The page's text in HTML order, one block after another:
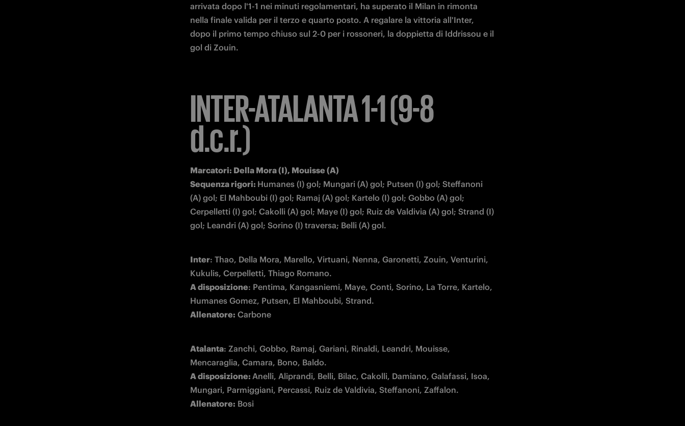
arrivata dopo l'1-1 nei minuti regolamentari, ha superato il Milan in rimonta
nella finale valida per il terzo e quarto posto. A regalare la vittoria all'Inter,
dopo il primo tempo chiuso sul 2-0 per i rossoneri, la doppietta di Iddrissou e il
gol di Zouin.
INTER-ATALANTA 1-1 (9-8
d.c.r.)
Marcatori: Della Mora (I), Mouisse (A)
Sequenza rigori: Humanes (I) gol; Mungari (A) gol; Putsen (I) gol; Steffanoni
(A) gol; El Mahboubi (I) gol; Ramaj (A) gol; Kartelo (I) gol; Gobbo (A) gol;
Cerpelletti (I) gol; Cakolli (A) gol; Maye (I) gol; Ruiz de Valdivia (A) gol; Strand (I)
gol; Leandri (A) gol; Sorino (I) traversa; Belli (A) gol.
Inter: Thao, Della Mora, Marello, Virtuani, Nenna, Garonetti, Zouin, Venturini,
A disposizione: Pentima, Kangasniemi, Maye, Conti, Sorino, La Torre, Kartelo,
Allenatore: Carbone
Atalanta: Zanchi, Gobbo, Ramaj, Gariani, Rinaldi, Leandri, Mouisse,
A disposizione: Anelli, Aliprandi, Belli, Bilac, Cakolli, Damiano, Galafassi, Isoa,
Allenatore: Bosi